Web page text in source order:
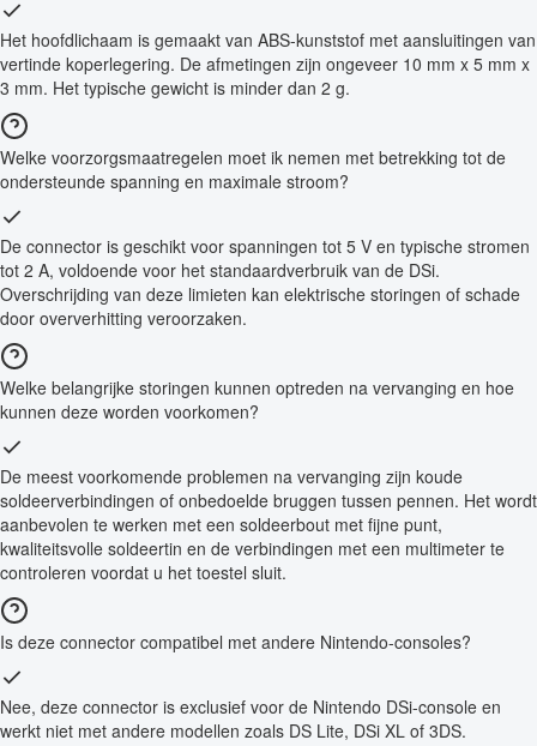
Het hoofdlichaam is gemaakt van ABS-kunststof met aansluitingen van
vertinde koperlegering. De afmetingen zijn ongeveer 10 mm x 5 mm x
3 mm. Het typische gewicht is minder dan 2 g.
Welke voorzorgsmaatregelen moet ik nemen met betrekking tot de
ondersteunde spanning en maximale stroom?
De connector is geschikt voor spanningen tot 5 V en typische stromen
tot 2 A, voldoende voor het standaardverbruik van de DSi.
Overschrijding van deze limieten kan elektrische storingen of schade
door oververhitting veroorzaken.
Welke belangrijke storingen kunnen optreden na vervanging en hoe
kunnen deze worden voorkomen?
De meest voorkomende problemen na vervanging zijn koude
soldeerverbindingen of onbedoelde bruggen tussen pennen. Het wordt
aanbevolen te werken met een soldeerbout met fijne punt,
kwaliteitsvolle soldeertin en de verbindingen met een multimeter te
controleren voordat u het toestel sluit.
Is deze connector compatibel met andere Nintendo-consoles?
Nee, deze connector is exclusief voor de Nintendo DSi-console en
werkt niet met andere modellen zoals DS Lite, DSi XL of 3DS.